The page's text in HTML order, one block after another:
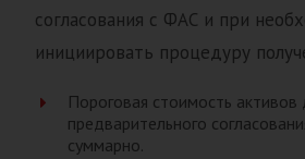
согласования с ФАС и при
инициировать процедуру
Пороговая стоимость активов
предварительного
суммарно.